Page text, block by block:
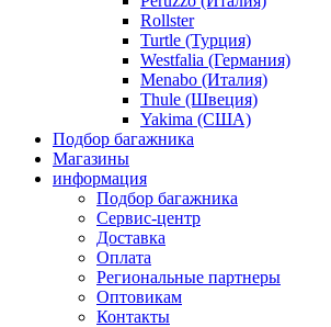
Rollster
Turtle (Турция)
Westfalia (Германия)
Menabo (Италия)
Thule (Швеция)
Yakima (США)
Подбор багажника
Магазины
информация
Подбор багажника
Сервис-центр
Доставка
Оплата
Региональные партнеры
Оптовикам
Контакты